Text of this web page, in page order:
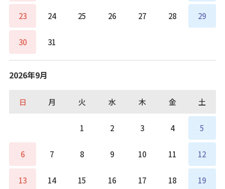
23 24 25 26 27 28 29
30 31
2026年9月
日 月 火 水 木 金 土
1 2 3 4 5
6 7 8 9 10 11 12
13 14 15 16 17 18 19